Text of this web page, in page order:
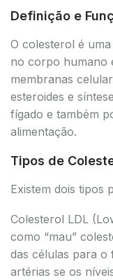
Definição e
O colesterol é
no corpo humano
membranas
esteroides e
fígado e também
alimentação.
Tipos de
Existem dois tipos
Colesterol LDL
como “mau”
das células para o
artérias se os